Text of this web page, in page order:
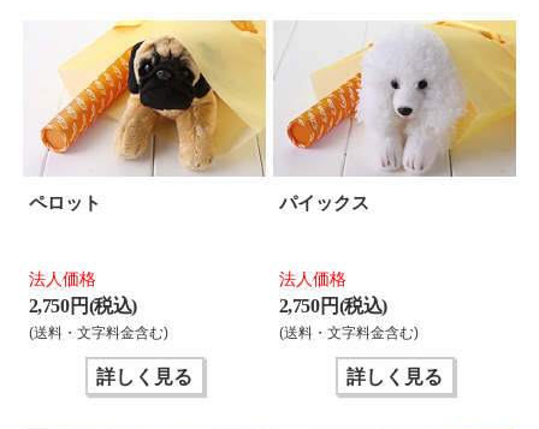
ペロット
法人価格
2,750 円(税込)
(送料・文字料金含む)
詳しく見る
パイックス
法人価格
2,750 円(税込)
(送料・文字料金含む)
詳しく見る